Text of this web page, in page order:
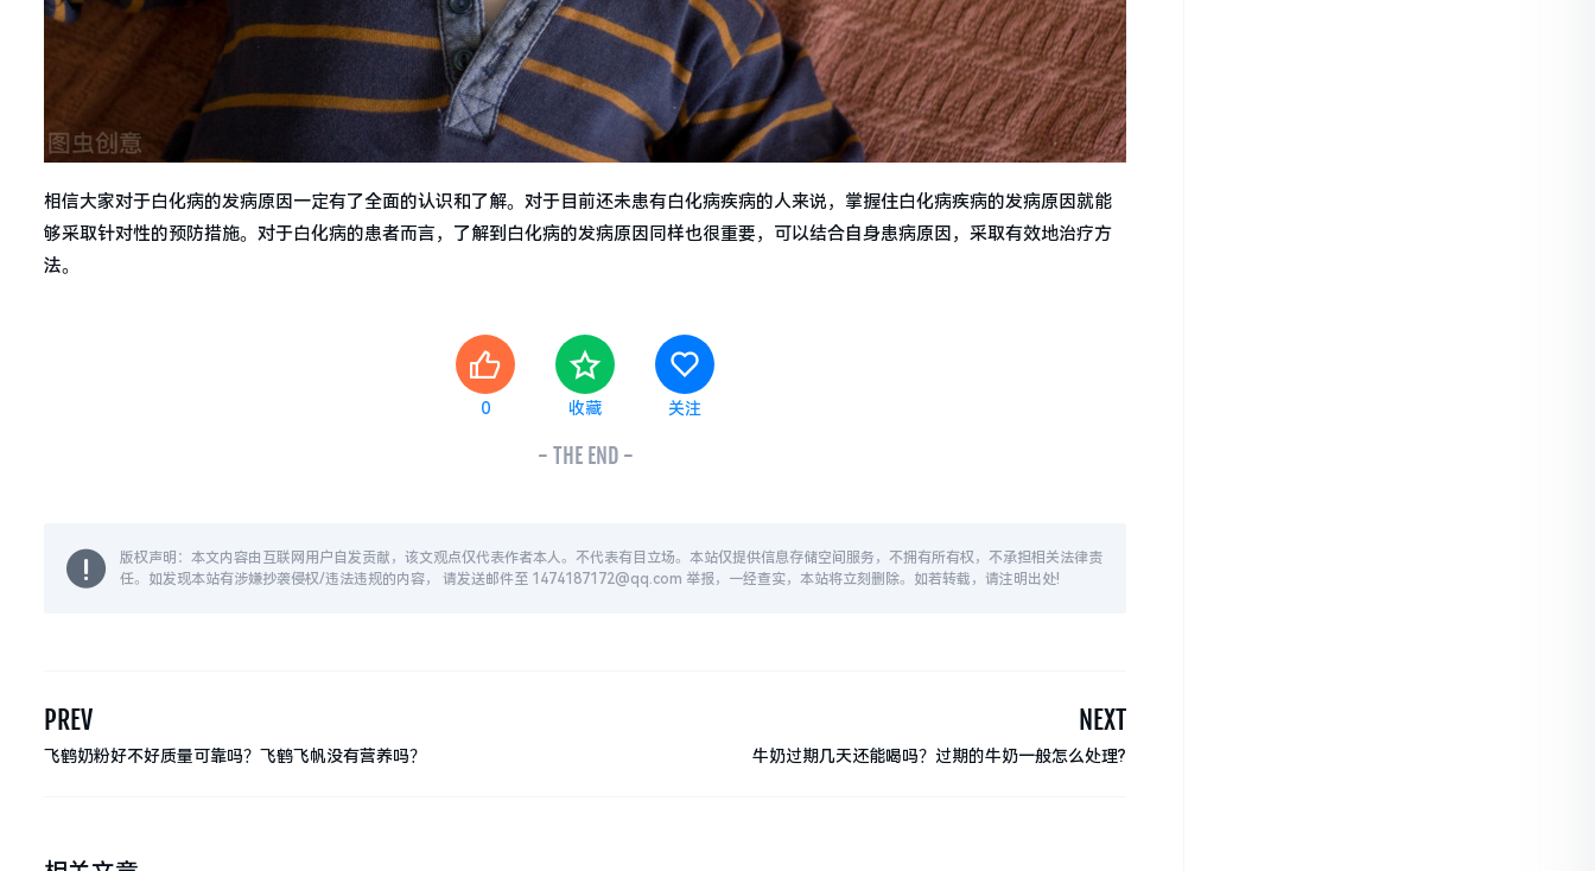
相信大家对于白化病的发病原因一定有了全面的认识和了解。对于目前还未患有白化病疾病的人来说，掌握住白化病疾病的发病原因就能
够采取针对性的预防措施。对于白化病的患者而言，了解到白化病的发病原因同样也很重要，可以结合自身患病原因，采取有效地治疗方
法。
0 收藏 关注
- THE END -
版权声明：本文内容由互联网用户自发贡献，该文观点仅代表作者本人。不代表有目立场。本站仅提供信息存储空间服务，不拥有所有权，不承担相关法律责
任。如发现本站有涉嫌抄袭侵权/违法违规的内容， 请发送邮件至 1474187172@qq.com 举报，一经查实，本站将立刻删除。如若转载，请注明出处!
PREV
飞鹤奶粉好不好质量可靠吗？飞鹤飞帆没有营养吗？
NEXT
牛奶过期几天还能喝吗？过期的牛奶一般怎么处理?